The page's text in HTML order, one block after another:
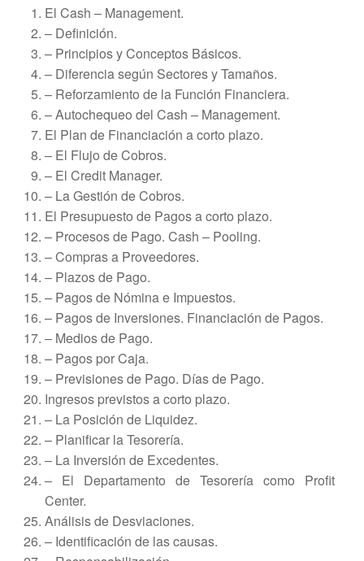
El Cash – Management.
– Definición.
– Principios y Conceptos Básicos.
– Diferencia según Sectores y Tamaños.
– Reforzamiento de la Función Financiera.
– Autochequeo del Cash – Management.
El Plan de Financiación a corto plazo.
– El Flujo de Cobros.
– El Credit Manager.
– La Gestión de Cobros.
El Presupuesto de Pagos a corto plazo.
– Procesos de Pago. Cash – Pooling.
– Compras a Proveedores.
– Plazos de Pago.
– Pagos de Nómina e Impuestos.
– Pagos de Inversiones. Financiación de Pagos.
– Medios de Pago.
– Pagos por Caja.
– Previsiones de Pago. Días de Pago.
Ingresos previstos a corto plazo.
– La Posición de Liquidez.
– Planificar la Tesorería.
– La Inversión de Excedentes.
– El Departamento de Tesorería como Profit
Center.
Análisis de Desviaciones.
– Identificación de las causas.